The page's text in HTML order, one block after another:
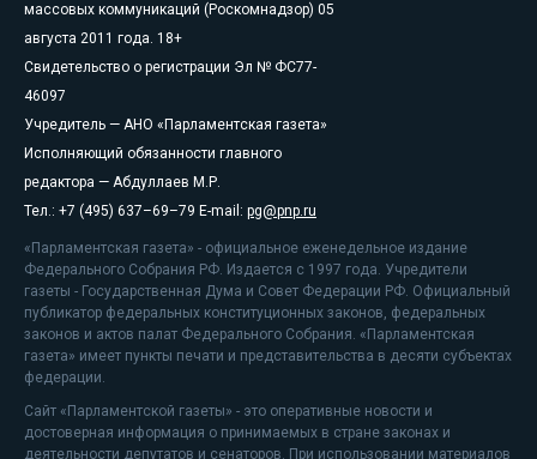
массовых коммуникаций (Роскомнадзор) 05
августа 2011 года. 18+
Свидетельство о регистрации Эл № ФС77-
46097
Учредитель — АНО «Парламентская газета»
Исполняющий обязанности главного
редактора — Абдуллаев М.Р.
Тел.: +7 (495) 637–69–79 E-mail: pg@pnp.ru
«Парламентская газета» - официальное еженедельное издание
Федерального Собрания РФ. Издается с 1997 года. Учредители
газеты - Государственная Дума и Совет Федерации РФ. Официальный
публикатор федеральных конституционных законов, федеральных
законов и актов палат Федерального Собрания. «Парламентская
газета» имеет пункты печати и представительства в десяти субъектах
федерации.
Сайт «Парламентской газеты» - это оперативные новости и
достоверная информация о принимаемых в стране законах и
деятельности депутатов и сенаторов. При использовании материалов